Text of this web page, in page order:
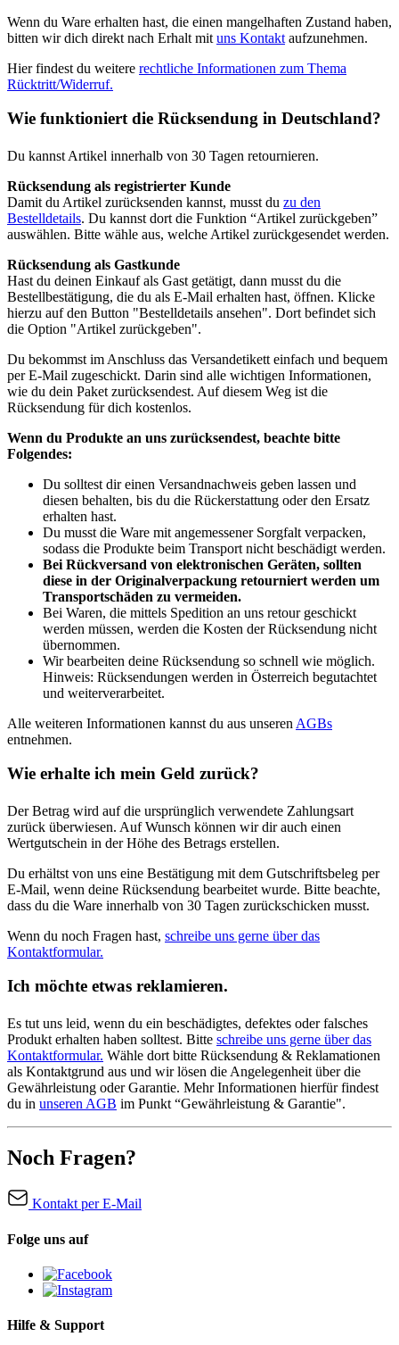
Wenn du Ware erhalten hast, die einen mangelhaften Zustand haben,
bitten wir dich direkt nach Erhalt mit uns Kontakt aufzunehmen.
Hier findest du weitere rechtliche Informationen zum Thema
Rücktritt/Widerruf.
Wie funktioniert die Rücksendung in Deutschland?
Du kannst Artikel innerhalb von 30 Tagen retournieren.
Rücksendung als registrierter Kunde
Damit du Artikel zurücksenden kannst, musst du zu den
Bestelldetails. Du kannst dort die Funktion “Artikel zurückgeben”
auswählen. Bitte wähle aus, welche Artikel zurückgesendet werden.
Rücksendung als Gastkunde
Hast du deinen Einkauf als Gast getätigt, dann musst du die
Bestellbestätigung, die du als E-Mail erhalten hast, öffnen. Klicke
hierzu auf den Button "Bestelldetails ansehen". Dort befindet sich
die Option "Artikel zurückgeben".
Du bekommst im Anschluss das Versandetikett einfach und bequem
per E-Mail zugeschickt. Darin sind alle wichtigen Informationen,
wie du dein Paket zurücksendest. Auf diesem Weg ist die
Rücksendung für dich kostenlos.
Wenn du Produkte an uns zurücksendest, beachte bitte
Folgendes:
Du solltest dir einen Versandnachweis geben lassen und
diesen behalten, bis du die Rückerstattung oder den Ersatz
erhalten hast.
Du musst die Ware mit angemessener Sorgfalt verpacken,
sodass die Produkte beim Transport nicht beschädigt werden.
Bei Rückversand von elektronischen Geräten, sollten
diese in der Originalverpackung retourniert werden um
Transportschäden zu vermeiden.
Bei Waren, die mittels Spedition an uns retour geschickt
werden müssen, werden die Kosten der Rücksendung nicht
übernommen.
Wir bearbeiten deine Rücksendung so schnell wie möglich.
Hinweis: Rücksendungen werden in Österreich begutachtet
und weiterverarbeitet.
Alle weiteren Informationen kannst du aus unseren AGBs
entnehmen.
Wie erhalte ich mein Geld zurück?
Der Betrag wird auf die ursprünglich verwendete Zahlungsart
zurück überwiesen. Auf Wunsch können wir dir auch einen
Wertgutschein in der Höhe des Betrags erstellen.
Du erhältst von uns eine Bestätigung mit dem Gutschriftsbeleg per
E-Mail, wenn deine Rücksendung bearbeitet wurde. Bitte beachte,
dass du die Ware innerhalb von 30 Tagen zurückschicken musst.
Wenn du noch Fragen hast, schreibe uns gerne über das
Kontaktformular.
Ich möchte etwas reklamieren.
Es tut uns leid, wenn du ein beschädigtes, defektes oder falsches
Produkt erhalten haben solltest. Bitte schreibe uns gerne über das
Kontaktformular. Wähle dort bitte Rücksendung & Reklamationen
als Kontaktgrund aus und wir lösen die Angelegenheit über die
Gewährleistung oder Garantie. Mehr Informationen hierfür findest
du in unseren AGB im Punkt “Gewährleistung & Garantie".
Noch Fragen?
Kontakt per E-Mail
Folge uns auf
Hilfe & Support